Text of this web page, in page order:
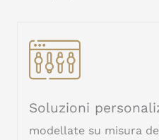
Soluzioni
modellate su misura